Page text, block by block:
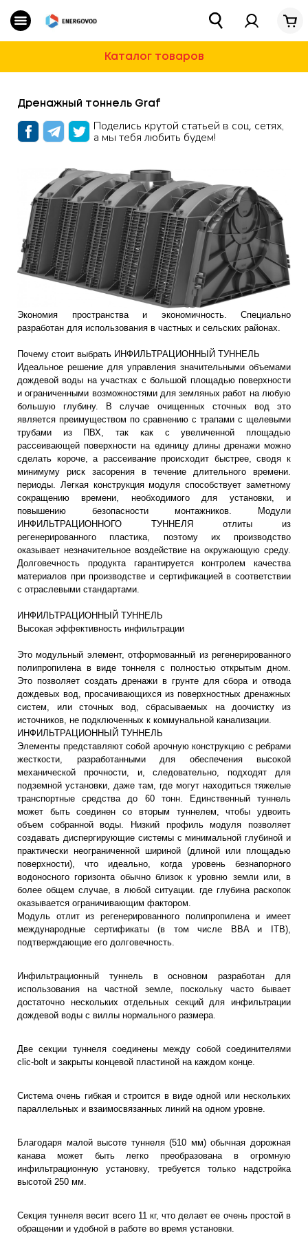
Каталог товаров
Каталог
Очистные сооружения
Автотовары
Дренажный тоннель Graf
Поделись крутой статьей в соц. сетях,
а мы тебя любить будем!
Экономия пространства и экономичность. Специально
разработан для использования в частных и сельских районах.
Почему стоит выбрать ИНФИЛЬТРАЦИОННЫЙ ТУННЕЛЬ
Идеальное решение для управления значительными объемами
дождевой воды на участках с большой площадью поверхности
и ограниченными возможностями для земляных работ на любую
большую глубину. В случае очищенных сточных вод это
является преимуществом по сравнению с трапами с щелевыми
трубами из ПВХ, так как с увеличенной площадью
рассеивающей поверхности на единицу длины дренажи можно
сделать короче, а рассеивание происходит быстрее, сводя к
минимуму риск засорения в течение длительного времени.
периоды. Легкая конструкция модуля способствует заметному
сокращению времени, необходимого для установки, и
повышению безопасности монтажников. Модули
ИНФИЛЬТРАЦИОННОГО ТУННЕЛЯ отлиты из
регенерированного пластика, поэтому их производство
оказывает незначительное воздействие на окружающую среду.
Долговечность продукта гарантируется контролем качества
материалов при производстве и сертификацией в соответствии
с отраслевыми стандартами.
ИНФИЛЬТРАЦИОННЫЙ ТУННЕЛЬ
Высокая эффективность инфильтрации
Это модульный элемент, отформованный из регенерированного
полипропилена в виде тоннеля с полностью открытым дном.
Это позволяет создать дренажи в грунте для сбора и отвода
дождевых вод, просачивающихся из поверхностных дренажных
систем, или сточных вод, сбрасываемых на доочистку из
источников, не подключенных к коммунальной канализации.
ИНФИЛЬТРАЦИОННЫЙ ТУННЕЛЬ
Элементы представляют собой арочную конструкцию с ребрами
жесткости, разработанными для обеспечения высокой
механической прочности, и, следовательно, подходят для
подземной установки, даже там, где могут находиться тяжелые
транспортные средства до 60 тонн. Единственный туннель
может быть соединен со вторым туннелем, чтобы удвоить
объем собранной воды. Низкий профиль модуля позволяет
создавать диспергирующие системы с минимальной глубиной и
практически неограниченной шириной (длиной или площадью
поверхности), что идеально, когда уровень безнапорного
водоносного горизонта обычно близок к уровню земли или, в
более общем случае, в любой ситуации. где глубина раскопок
оказывается ограничивающим фактором.
Модуль отлит из регенерированного полипропилена и имеет
международные сертификаты (в том числе BBA и ITB),
подтверждающие его долговечность.
Инфильтрационный туннель в основном разработан для
использования на частной земле, поскольку часто бывает
достаточно нескольких отдельных секций для инфильтрации
дождевой воды с виллы нормального размера.
Две секции туннеля соединены между собой соединителями
clic-bolt и закрыты концевой пластиной на каждом конце.
Система очень гибкая и строится в виде одной или нескольких
параллельных и взаимосвязанных линий на одном уровне.
Благодаря малой высоте туннеля (510 мм) обычная дорожная
канава может быть легко преобразована в огромную
инфильтрационную установку, требуется только надстройка
высотой 250 мм.
Секция туннеля весит всего 11 кг, что делает ее очень простой в
обращении и удобной в работе во время установки.